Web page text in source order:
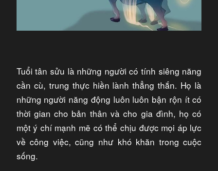
Tuổi tân sửu là những người có tính siêng năng
cần cù, trung thực hiền lành thẳng thắn. Họ là
những người năng động luôn luôn bận rộn ít có
thời gian cho bản thân và cho gia đình, họ có
một ý chí mạnh mẽ có thể chịu được mọi áp lực
về công việc, cũng như khó khăn trong cuộc
sống.